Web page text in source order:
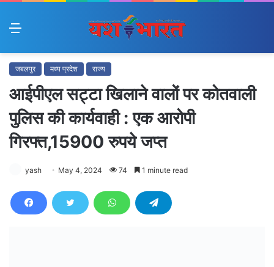
Menu
जबलपुर मध्य प्रदेश राज्य
आईपीएल सट्टा खिलाने वालों पर कोतवाली
पुलिस की कार्यवाही : एक आरोपी
गिरफ्त,15900 रुपये जप्त
yash May 4, 2024 74 1 minute read